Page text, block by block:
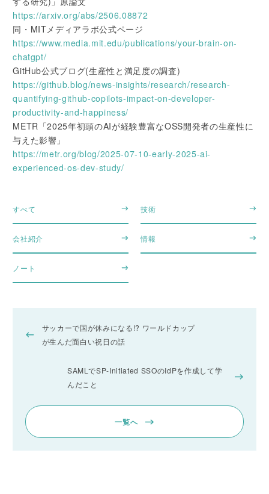
https://arxiv.org/abs/2506.08872
同・MITメディアラボ公式ページ
https://www.media.mit.edu/publications/your-brain-on-
chatgpt/
GitHub公式ブログ(生産性と満足度の調査)
https://github.blog/news-insights/research/research-
quantifying-github-copilots-impact-on-developer-
productivity-and-happiness/
METR「2025年初頭のAIが経験豊富なOSS開発者の生産性に
与えた影響」
https://metr.org/blog/2025-07-10-early-2025-ai-
experienced-os-dev-study/
すべて 技術
会社紹介 情報
ノート
サッカーで国が休みになる!? ワールドカップ
が生んだ面白い祝日の話
SAMLでSP-Initiated SSOのIdPを作成して学
んだこと
一覧へ